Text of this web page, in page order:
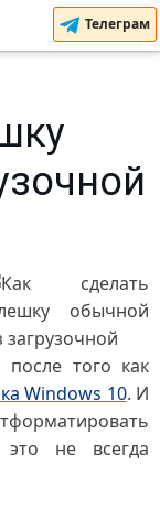
Телеграм
того как
Windows 10. И
это не всегда